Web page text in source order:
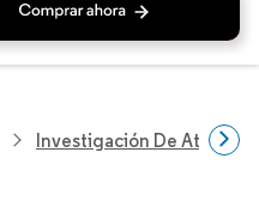
Investigación De